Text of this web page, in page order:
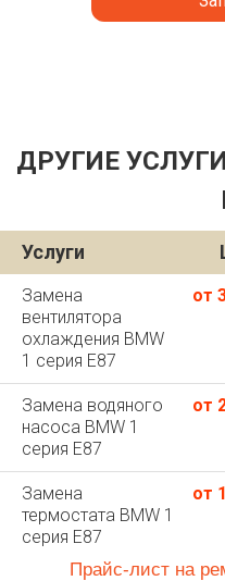
ДРУГИЕ
Услуги
Замена
вентилятора
охлаждения BMW
1 серия E87
от
Замена водяного
насоса BMW 1
серия E87
от
Замена
термостата BMW 1
серия E87
от
Прайс-лист на